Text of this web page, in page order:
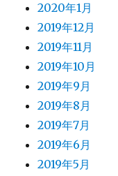
2020年1月
2019年12月
2019年11月
2019年10月
2019年9月
2019年8月
2019年7月
2019年6月
2019年5月